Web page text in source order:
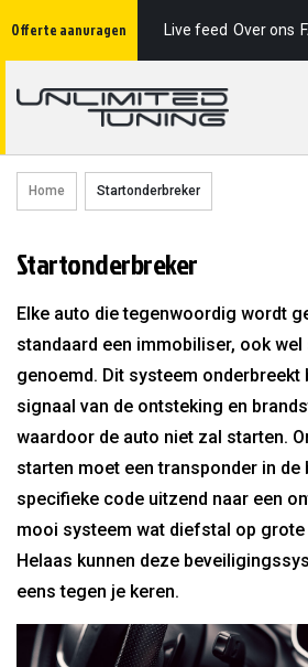
Offerte aanvragen
naarLive feed Over ons
Home Startonderbreker
Startonderbreker
Elke auto die tegenwoordig wordt geproduceerd heeft
standaard een immobiliser, ook
genoemd. Dit systeem onderbreekt
signaal van de ontsteking en
waardoor de auto niet zal starten.
starten moet een transponder in de
specifieke code uitzend naar een
mooi systeem wat diefstal op
Helaas kunnen deze
eens tegen je keren.